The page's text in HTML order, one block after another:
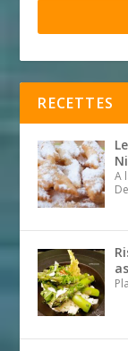
RECETTES
A